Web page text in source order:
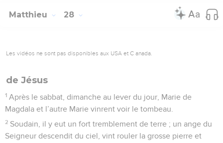
Matthieu 28
Les vidéos ne sont pas disponibles aux USA et C anada.
de Jésus
1 Après le sabbat, dimanche au lever du jour, Marie de
Magdala et l’autre Marie vinrent voir le tombeau.
2 Soudain, il y eut un fort tremblement de terre ; un ange du
Seigneur descendit du ciel, vint rouler la grosse pierre et